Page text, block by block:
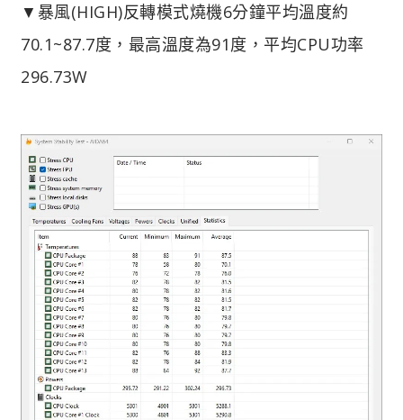
▼暴風(HIGH)反轉模式燒機6分鐘平均溫度約
70.1~87.7度，最高溫度為91度，平均CPU功率
296.73W